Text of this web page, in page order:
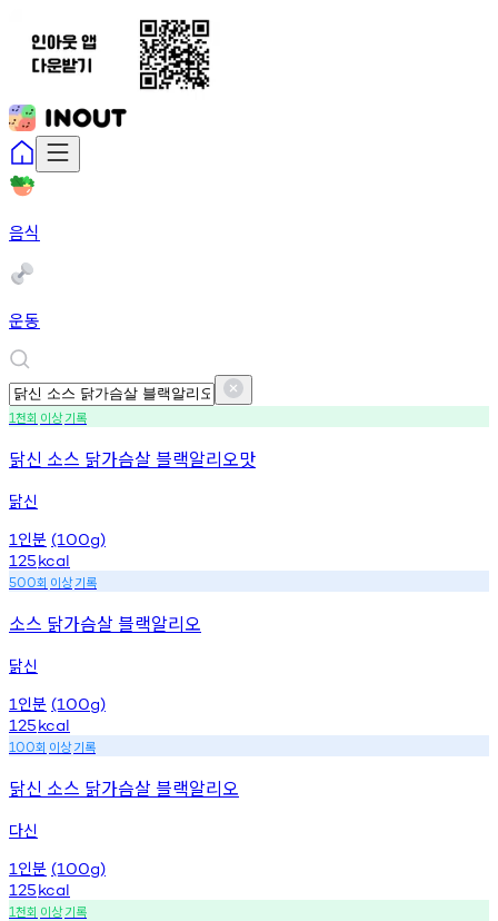
음식
운동
1천회 이상기록
닭신 소스 닭가슴살 블랙알리오맛
닭신
1 인분 (100g)
125kcal
500회 이상기록
소스 닭가슴살 블랙알리오
닭신
1 인분 (100g)
125kcal
100회 이상기록
닭신 소스 닭가슴살 블랙알리오
다신
1 인분 (100g)
125kcal
1천회 이상기록